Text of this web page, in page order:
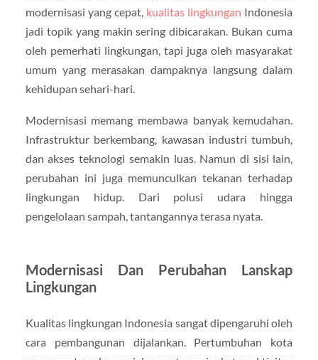
modernisasi yang cepat, kualitas lingkungan Indonesia
jadi topik yang makin sering dibicarakan. Bukan cuma
oleh pemerhati lingkungan, tapi juga oleh masyarakat
umum yang merasakan dampaknya langsung dalam
kehidupan sehari-hari.
Modernisasi memang membawa banyak kemudahan.
Infrastruktur berkembang, kawasan industri tumbuh,
dan akses teknologi semakin luas. Namun di sisi lain,
perubahan ini juga memunculkan tekanan terhadap
lingkungan hidup. Dari polusi udara hingga
pengelolaan sampah, tantangannya terasa nyata.
Modernisasi Dan Perubahan Lanskap
Lingkungan
Kualitas lingkungan Indonesia sangat dipengaruhi oleh
cara pembangunan dijalankan. Pertumbuhan kota